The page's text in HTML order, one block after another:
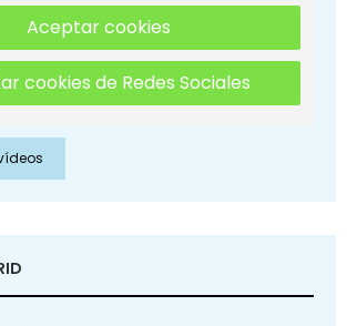
Aceptar cookies
cookies de Redes Sociales